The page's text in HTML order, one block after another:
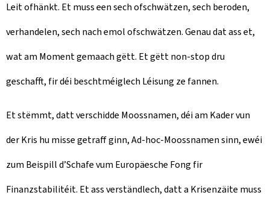
Leit ofhänkt. Et muss een sech ofschwätzen, sech beroden,
verhandelen, sech nach emol ofschwätzen. Genau dat ass et,
wat am Moment gemaach gëtt. Et gëtt non-stop dru
geschafft, fir déi beschtméiglech Léisung ze fannen.
Et stëmmt, datt verschidde Moossnamen, déi am Kader vun
der Kris hu misse getraff ginn, Ad-hoc-Moossnamen sinn, ewéi
zum Beispill d’Schafe vum Europäesche Fong fir
Finanzstabilitéit. Et ass verständlech, datt a Krisenzäite muss